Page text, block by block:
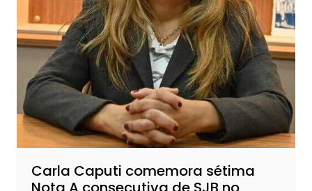
Carla Caputi comemora sétima